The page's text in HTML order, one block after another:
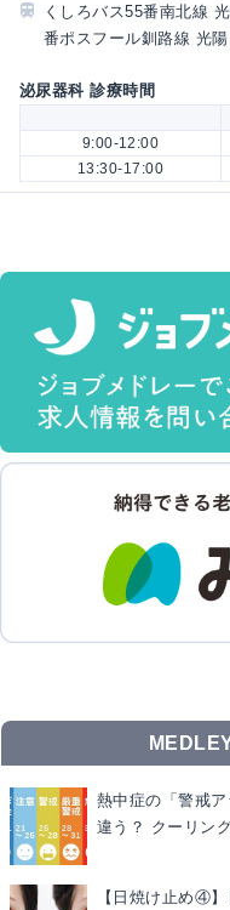
くしろバス55番南北線
番ポスフール釧路線 光陽
泌尿器科 診療時間
9:00-12:00
13:30-17:00
熱中症の「警戒
違う？ クーリン
【日焼け止め④